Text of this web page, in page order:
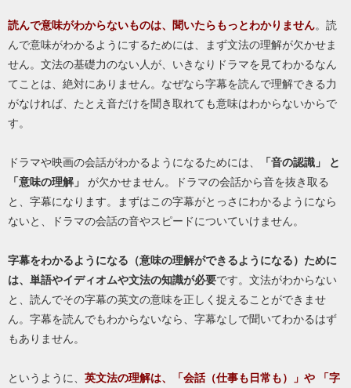
読んで意味がわからないものは、聞いたらもっとわかりません。読
んで意味がわかるようにするためには、まず文法の理解が欠かせま
せん。文法の基礎力のない人が、いきなりドラマを見てわかるなん
てことは、絶対にありません。なぜなら字幕を読んで理解できる力
がなければ、たとえ音だけを聞き取れても意味はわからないからで
す。
ドラマや映画の会話がわかるようになるためには、
「音の認識」 と
「意味の理解」
が欠かせません。ドラマの会話から音を抜き取る
と、字幕になります。まずはこの字幕がとっさにわかるようになら
ないと、ドラマの会話の音やスピードについていけません。
字幕をわかるようになる（意味の理解ができるようになる）ために
は、単語やイディオムや文法の知識が必要です。文法がわからない
と、読んでその字幕の英文の意味を正しく捉えることができませ
ん。字幕を読んでもわからないなら、字幕なしで聞いてわかるはず
もありません。
というように、 英文法の理解は、「会話（仕事も日常も）」や 「字